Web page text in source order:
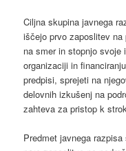
Ciljna skupina javnega
iščejo prvo zaposlitev
na smer in stopnjo svoje
organizaciji in
predpisi, sprejeti na
delovnih izkušenj na
zahteva za pristop k
Predmet javnega